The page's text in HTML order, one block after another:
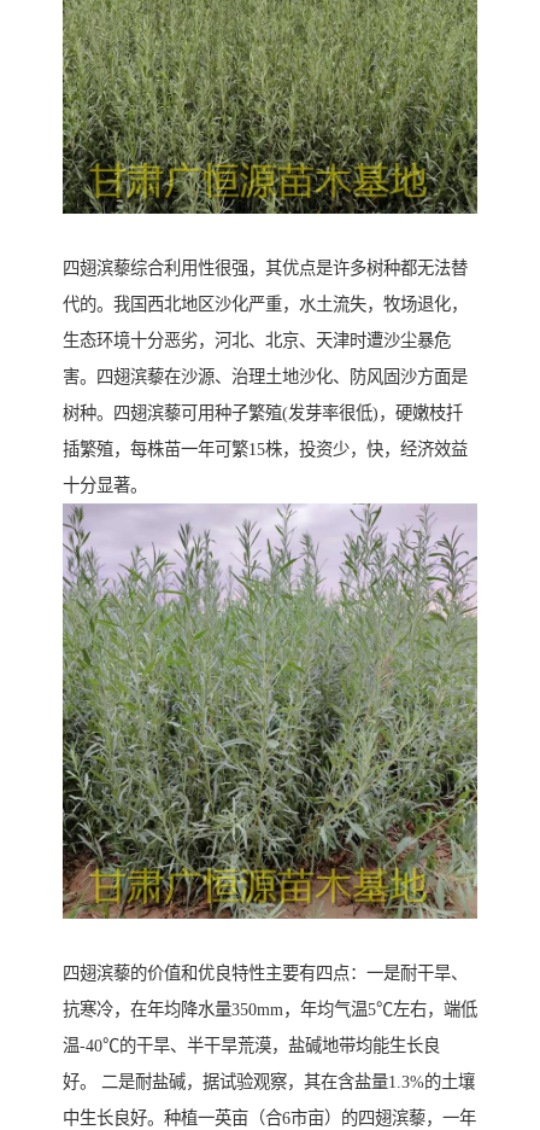
四翅滨藜综合利用性很强，其优点是许多树种都无法替
代的。我国西北地区沙化严重，水土流失，牧场退化，
生态环境十分恶劣，河北、北京、天津时遭沙尘暴危
害。四翅滨藜在沙源、治理土地沙化、防风固沙方面是
树种。四翅滨藜可用种子繁殖(发芽率很低)，硬嫩枝扦
插繁殖，每株苗一年可繁15株，投资少，快，经济效益
十分显著。
四翅滨藜的价值和优良特性主要有四点：一是耐干旱、
抗寒冷，在年均降水量350mm，年均气温5℃左右，端低
温-40℃的干旱、半干旱荒漠，盐碱地带均能生长良
好。 二是耐盐碱，据试验观察，其在含盐量1.3%的土壤
中生长良好。种植一英亩（合6市亩）的四翅滨藜，一年